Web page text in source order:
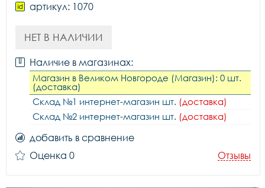
артикул: 1070
НЕТ В НАЛИЧИИ
Наличие в магазинах:
Магазин в Великом Новгороде (Магазин): 0 шт.
(доставка)
Склад №1 интернет-магазин шт. (доставка)
Склад №2 интернет-магазин шт. (доставка)
добавить в сравнение
Оценка 0
Отзывы